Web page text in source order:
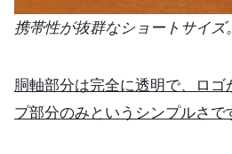
携帯性が抜群なショートサイズ。
胴軸部分は完全に透明で、ロゴ
プ部分のみというシンプルさで